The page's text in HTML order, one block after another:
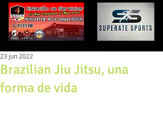
Brazilian Jiu Jitsu, una
forma de vida
23 jun 2022